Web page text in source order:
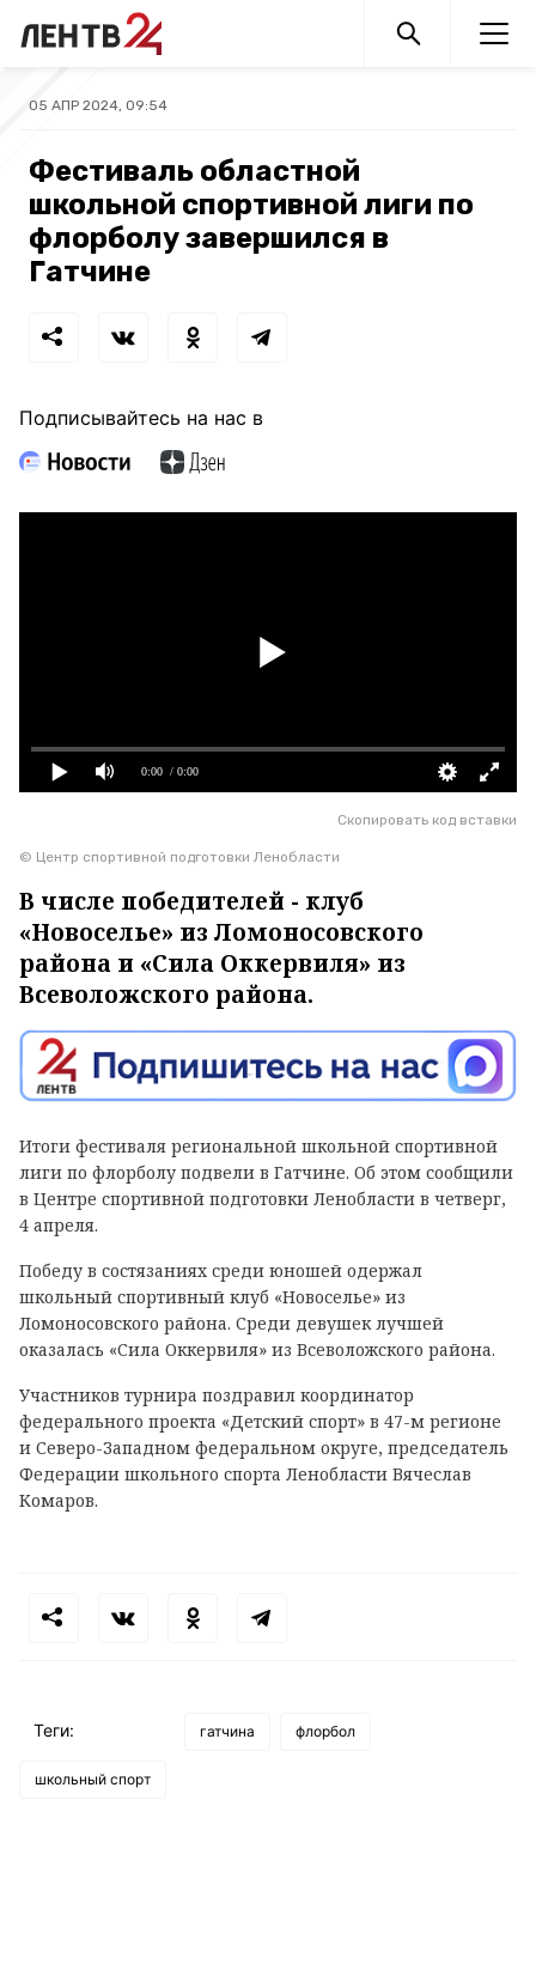
05 АПР 2024, 09:54
Фестиваль областной
школьной спортивной лиги по
флорболу завершился в
Гатчине
Подписывайтесь на нас в
0:00 / 0:00
Скопировать код вставки
© Центр спортивной подготовки Ленобласти
В числе победителей - клуб
«Новоселье» из Ломоносовского
района и «Сила Оккервиля» из
Всеволожского района.
Итоги фестиваля региональной школьной спортивной
лиги по флорболу подвели в Гатчине. Об этом сообщили
в Центре спортивной подготовки Ленобласти в четверг,
4 апреля.
Победу в состязаниях среди юношей одержал
школьный спортивный клуб «Новоселье» из
Ломоносовского района. Среди девушек лучшей
оказалась «Сила Оккервиля» из Всеволожского района.
Участников турнира поздравил координатор
федерального проекта «Детский спорт» в 47-м регионе
и Северо-Западном федеральном округе, председатель
Федерации школьного спорта Ленобласти Вячеслав
Комаров.
Теги: гатчина флорбол
школьный спорт